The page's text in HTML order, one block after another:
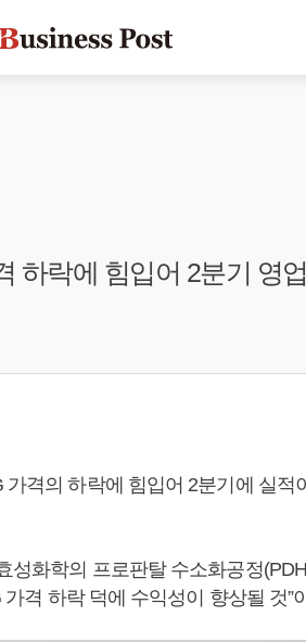
하락에 힘입어 2분기 영
격의 하락에 힘입어 2분기에 실적
성화학의 프로판탈 수소화공정
격 하락 덕에 수익성이 향상될 것”